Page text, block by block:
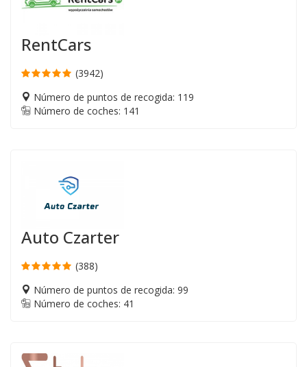
RentCars
(3942)
Número de puntos de recogida: 119
Número de coches: 141
Auto Czarter
(388)
Número de puntos de recogida: 99
Número de coches: 41